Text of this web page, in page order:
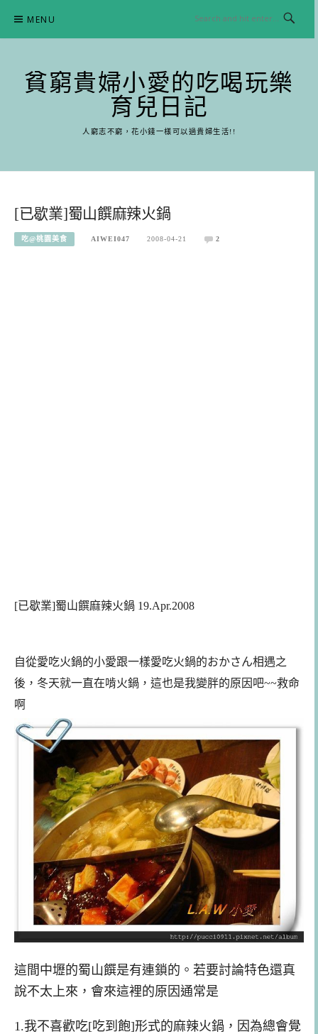
content
MENU
貧窮貴婦小愛的吃喝玩樂
育兒日記
人窮志不窮，花小錢一樣可以過貴婦生活!!
[已歇業]蜀山饌麻辣火鍋
吃@桃園美食 AIWEI047 2008-04-21 2
[已歇業]蜀山饌麻辣火鍋 19.Apr.2008
自從愛吃火鍋的小愛跟一樣愛吃火鍋的おかさん相遇之
後，冬天就一直在啃火鍋，這也是我變胖的原因吧~~救命
啊
這間中壢的蜀山饌是有連鎖的。若要討論特色還真
說不太上來，會來這裡的原因通常是
1.我不喜歡吃[吃到飽]形式的麻辣火鍋，因為總會覺